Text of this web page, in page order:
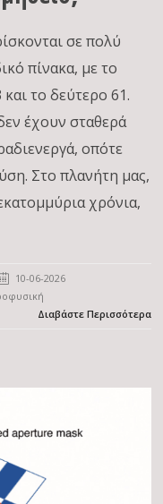
σε πολύ
πίνακα, με το
το δεύτερο 61.
έχουν σταθερά
οπότε
Στο πλανήτη μας,
χρόνια,
10-06-2026
Διαβάστε Περισσότερα